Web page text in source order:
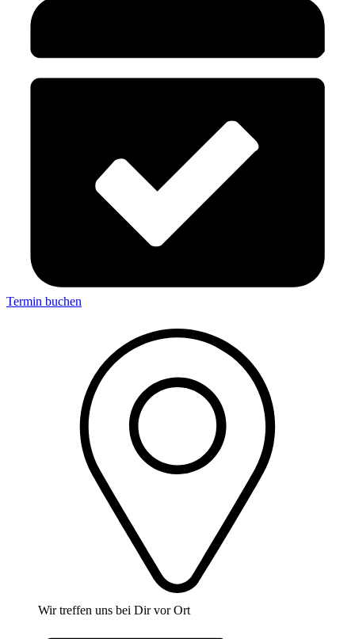
Termin buchen
Wir treffen uns bei Dir vor Ort